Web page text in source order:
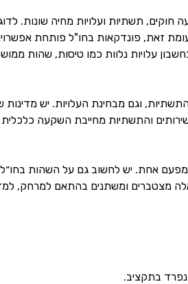
תשתיות ועלויות מחיה שונות.
זאת, פונדקאות בחו"ל פותחת
עלויות נלוות כמו טיסות, שהות
וגם מבחינת העלויות. יש מדינות
והתשתיות מחייבת השקעה
אחת. יש לחשוב גם על השהות בחו״ל
ומשתנים בהתאם למרחק,
בתקציב.